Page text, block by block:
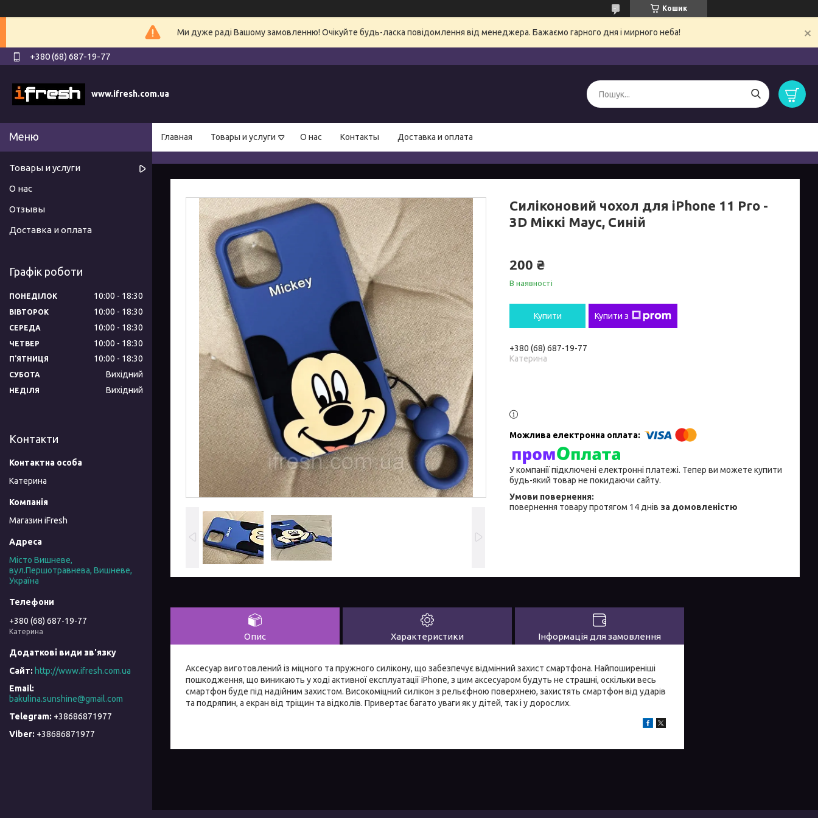
Кошик
Ми дуже раді Вашому замовленню! Очікуйте будь-ласка повідомлення від менеджера. Бажаємо гарного дня і мирного неба!
+380 (68) 687-19-77
www.ifresh.com.ua
Главная Товары и услуги О нас Контакты Доставка и оплата
Силіконовий чохол для iPhone 11 Pro -
3D Міккі Маус, Синій
200 ₴
В наявності
Купити Купити з
+380 (68) 687-19-77
Катерина
У компанії підключені електронні платежі. Тепер ви можете купити
будь-який товар не покидаючи сайту.
повернення товару протягом 14 днів за домовленістю
Опис Характеристики Інформація для замовлення
Аксесуар виготовлений із міцного та пружного силікону, що забезпечує відмінний захист смартфона. Найпоширеніші
пошкодження, що виникають у ході активної експлуатації iPhone, з цим аксесуаром будуть не страшні, оскільки весь
смартфон буде під надійним захистом. Високоміцний силікон з рельєфною поверхнею, захистять смартфон від ударів
та подряпин, а екран від тріщин та відколів. Привертає багато уваги як у дітей, так і у дорослих.
Товары и услуги
О нас
Отзывы
Доставка и оплата
Графік роботи
ПОНЕДІЛОК 10:00 18:30
ВІВТОРОК 10:00 18:30
СЕРЕДА 10:00 18:30
ЧЕТВЕР 10:00 18:30
ПʼЯТНИЦЯ 10:00 18:30
СУБОТА Вихідний
НЕДІЛЯ Вихідний
Контакти
Катерина
Магазин iFresh
Місто Вишневе,
вул.Першотравнева, Вишневе,
Україна
+380 (68) 687-19-77
Катерина
http://www.ifresh.com.ua
bakulina.sunshine@gmail.com
+38686871977
+38686871977